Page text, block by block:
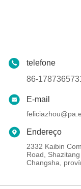
telefone
86-
E-mail
Endereço
2332 Kaibin
Road,
Changsha,